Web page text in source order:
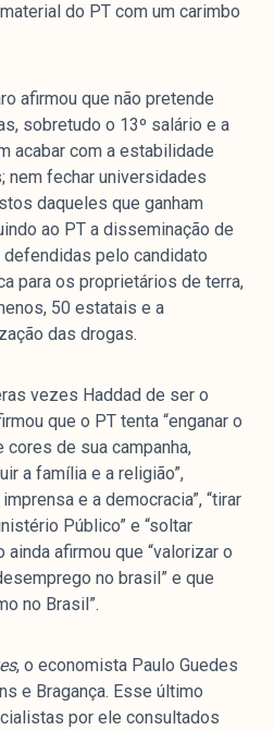
do PT com um carimbo
afirmou que não pretende
sobretudo o 13º salário e a
acabar com a estabilidade
fechar universidades
daqueles que ganham
ao PT a disseminação de
pelo candidato
para os proprietários de terra,
50 estatais e a
das drogas.
vezes Haddad de ser o
que o PT tenta “enganar o
cores de sua campanha,
a família e a religião”,
e a democracia”, “tirar
Público” e “soltar
ainda afirmou que “valorizar o
no brasil” e que
no Brasil”.
, o economista Paulo Guedes
e Bragança. Esse último
por ele consultados